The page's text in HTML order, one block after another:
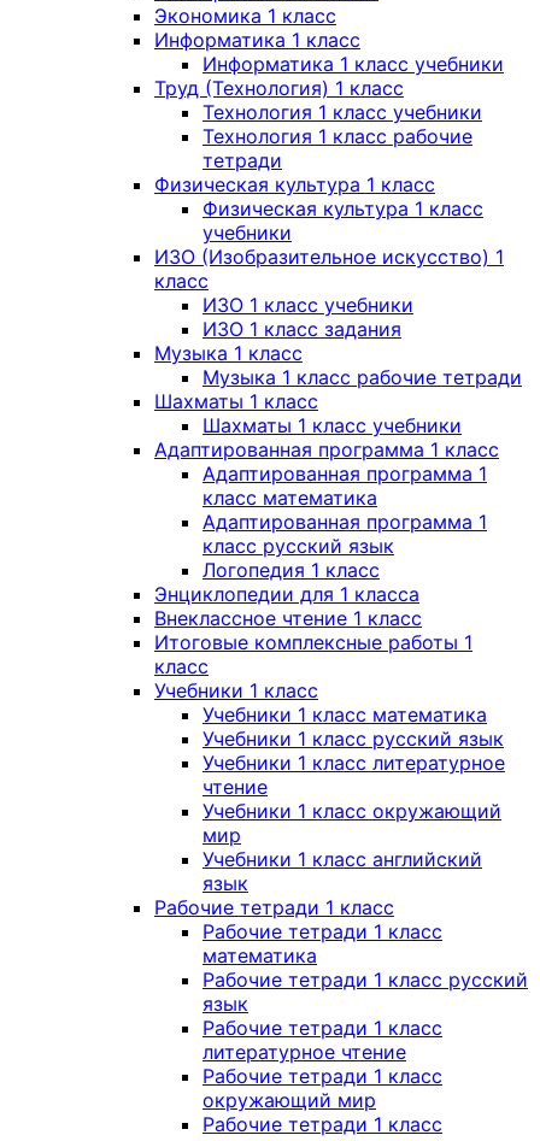
Экономика 1 класс
Информатика 1 класс
Информатика 1 класс учебники
Труд (Технология) 1 класс
Технология 1 класс учебники
Технология 1 класс рабочие
тетради
Физическая культура 1 класс
Физическая культура 1 класс
учебники
ИЗО (Изобразительное искусство) 1
класс
ИЗО 1 класс учебники
ИЗО 1 класс задания
Музыка 1 класс
Музыка 1 класс рабочие тетради
Шахматы 1 класс
Шахматы 1 класс учебники
Адаптированная программа 1 класс
Адаптированная программа 1
класс математика
Адаптированная программа 1
класс русский язык
Логопедия 1 класс
Энциклопедии для 1 класса
Внеклассное чтение 1 класс
Итоговые комплексные работы 1
класс
Учебники 1 класс
Учебники 1 класс математика
Учебники 1 класс русский язык
Учебники 1 класс литературное
чтение
Учебники 1 класс окружающий
мир
Учебники 1 класс английский
язык
Рабочие тетради 1 класс
Рабочие тетради 1 класс
математика
Рабочие тетради 1 класс русский
язык
Рабочие тетради 1 класс
литературное чтение
Рабочие тетради 1 класс
окружающий мир
Рабочие тетради 1 класс